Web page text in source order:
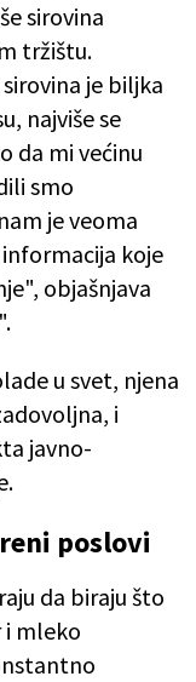
sirovina
tržištu.
je biljka
najviše se
da mi većinu
smo
je veoma
koje
objašnjava
u svet, njena
i
javno-
poslovi
da biraju što
i mleko